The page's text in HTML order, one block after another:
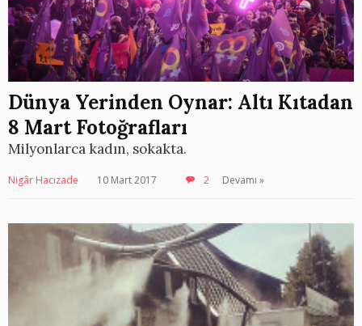
Dünya Yerinden Oynar: Altı Kıtadan
8 Mart Fotoğrafları
Milyonlarca kadın, sokakta.
Nigâr Hacızade 10 Mart 2017 2 Devamı »